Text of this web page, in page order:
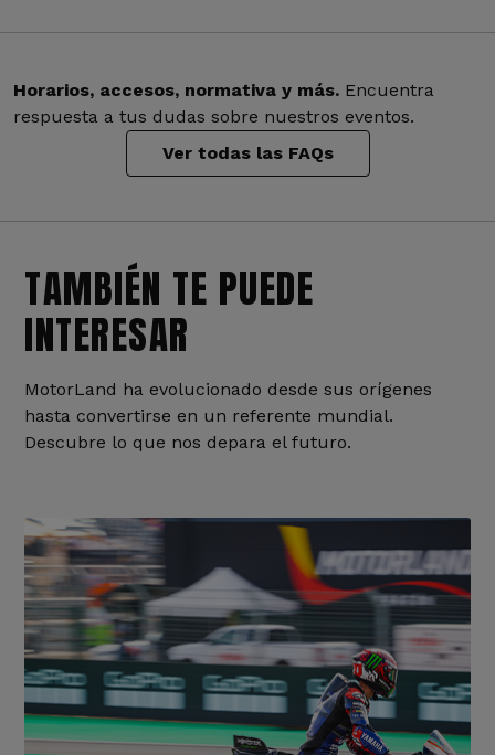
Horarios, accesos, normativa y más. Encuentra
respuesta a tus dudas sobre nuestros eventos.
Ver todas las FAQs
TAMBIÉN TE PUEDE
INTERESAR
MotorLand ha evolucionado desde sus orígenes
hasta convertirse en un referente mundial.
Descubre lo que nos depara el futuro.